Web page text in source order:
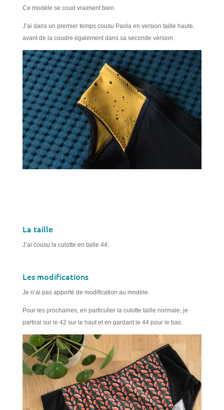
Ce modèle se coud vraiment bien.
J’ai dans un premier temps cousu Paola en version taille haute,
avant de la coudre également dans sa seconde version.
La taille
J’ai cousu la culotte en taille 44.
Les modifications
Je n’ai pas apporté de modification au modèle.
Pour les prochaines, en particulier la culotte taille normale, je
partirai sur le 42 sur le haut et en gardant le 44 pour le bas.